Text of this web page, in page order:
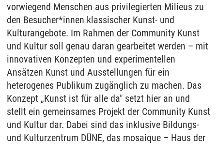
vorwiegend Menschen aus privilegierten Milieus zu
den Besucher*innen klassischer Kunst- und
Kulturangebote. Im Rahmen der Community Kunst
und Kultur soll genau daran gearbeitet werden – mit
innovativen Konzepten und experimentellen
Ansätzen Kunst und Ausstellungen für ein
heterogenes Publikum zugänglich zu machen. Das
Konzept „Kunst ist für alle da" setzt hier an und
stellt ein gemeinsames Projekt der Community Kunst
und Kultur dar. Dabei sind das inklusive Bildungs-
und Kulturzentrum DÜNE, das mosaique – Haus der